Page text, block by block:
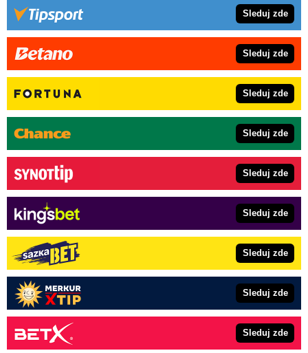
Sleduj zde
Sleduj zde
Sleduj zde
Sleduj zde
Sleduj zde
Sleduj zde
Sleduj zde
Sleduj zde
Sleduj zde